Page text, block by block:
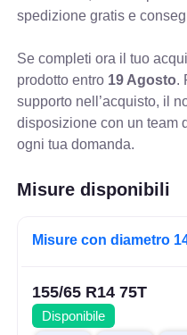
spedizione gratis e
Se completi ora il tuo
prodotto entro 19 Agosto.
supporto nell’acquisto, il
disposizione con un team
ogni tua domanda.
Misure disponibili
Misure con diametro
155/65 R14 75T
Disponibile